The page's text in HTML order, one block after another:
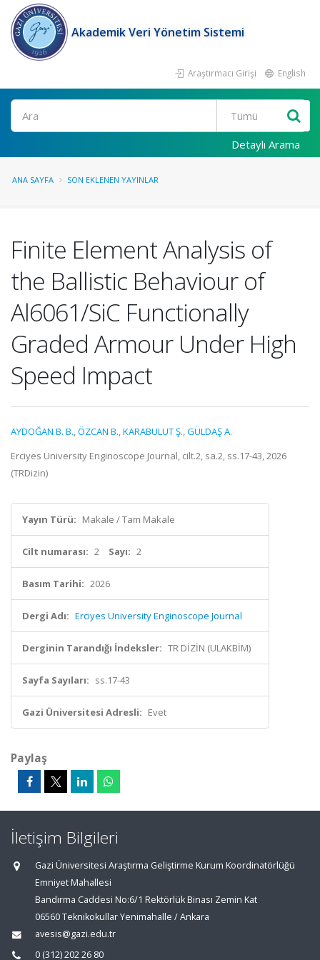
Akademik Veri Yönetim Sistemi
Araştırmacı Girişi English
Ara
Detaylı Arama
ANA SAYFA SON EKLENEN YAYINLAR
Finite Element Analysis of
the Ballistic Behaviour of
Al6061/SiC Functionally
Graded Armour Under High
Speed Impact
AYDOĞAN B. B.,ÖZCAN B.,KARABULUT Ş.,GÜLDAŞ A.
Erciyes University Enginoscope Journal, cilt.2, sa.2, ss.17-43, 2026
(TRDizin)
Yayın Türü: Makale / Tam Makale
Cilt numarası: 2 Sayı: 2
Basım Tarihi: 2026
Dergi Adı: Erciyes University Enginoscope Journal
Derginin Tarandığı İndeksler: TR DİZİN (ULAKBİM)
Sayfa Sayıları: ss.17-43
Gazi Üniversitesi Adresli: Evet
Paylaş
İletişim Bilgileri
Gazi Üniversitesi Araştırma Geliştirme Kurum Koordinatörlüğü
Emniyet Mahallesi
Bandırma Caddesi No:6/1 Rektörlük Binası Zemin Kat
06560 Teknikokullar Yenimahalle / Ankara
avesis@gazi.edu.tr
0 (312) 202 26 80